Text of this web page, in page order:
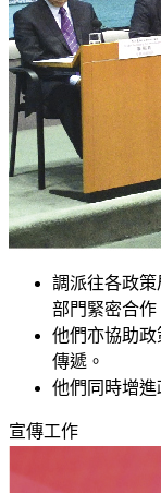
調派往各政
部門緊密合作
他們亦協助
傳遞。
他們同時增進
宣傳工作